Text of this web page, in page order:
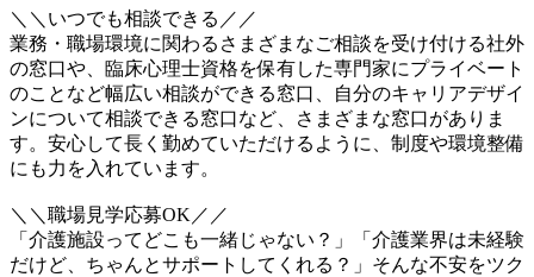
＼＼いつでも相談できる／／
業務・職場環境に関わるさまざまなご相談を受け付ける社外
の窓口や、臨床心理士資格を保有した専門家にプライベート
のことなど幅広い相談ができる窓口、自分のキャリアデザイ
ンについて相談できる窓口など、さまざまな窓口がありま
す。安心して長く勤めていただけるように、制度や環境整備
にも力を入れています。
＼＼職場見学応募OK／／
「介護施設ってどこも一緒じゃない？」「介護業界は未経験
だけど、ちゃんとサポートしてくれる？」そんな不安をツク